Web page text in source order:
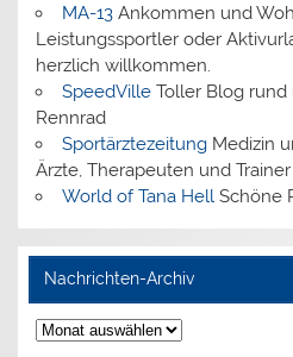
MA-13Ankommen und
Leistungssportler oder
herzlich willkommen.
SpeedVilleToller Blog rund
Rennrad
SportärztezeitungMedizin
Ärzte, Therapeuten und Trainer
World of Tana HellSchöne
Nachrichten-Archiv
Nachrichten-
Archiv